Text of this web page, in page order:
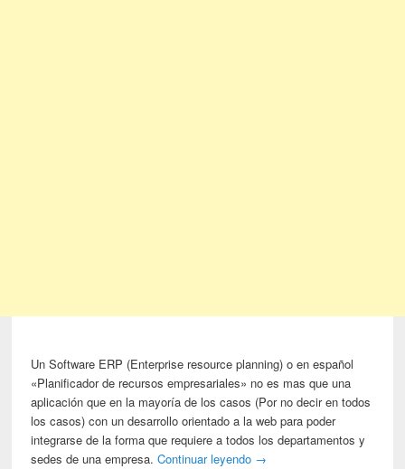
Un Software ERP (Enterprise resource planning) o en español
«Planificador de recursos empresariales» no es mas que una
aplicación que en la mayoría de los casos (Por no decir en todos
los casos) con un desarrollo orientado a la web para poder
integrarse de la forma que requiere a todos los departamentos y
sedes de una empresa.Continuar leyendo →